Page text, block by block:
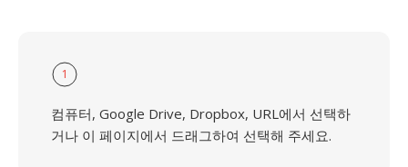
1
컴퓨터, Google Drive, Dropbox, URL에서 선택하
거나 이 페이지에서 드래그하여 선택해 주세요.